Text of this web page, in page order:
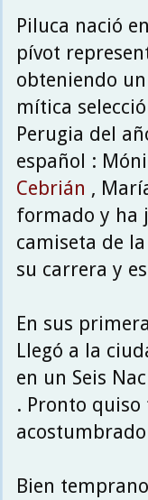
Piluca nació
pívot
obteniendo
mítica
Perugia del
español :
Cebrián ,
formado y ha
camiseta de
su carrera y
En sus
Llegó a la
en un Seis
. Pronto
Bien